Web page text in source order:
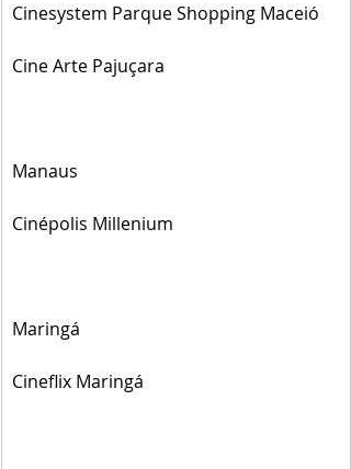
Cinesystem Parque Shopping Maceió
Cine Arte Pajuçara
Manaus
Cinépolis Millenium
Maringá
Cineflix Maringá